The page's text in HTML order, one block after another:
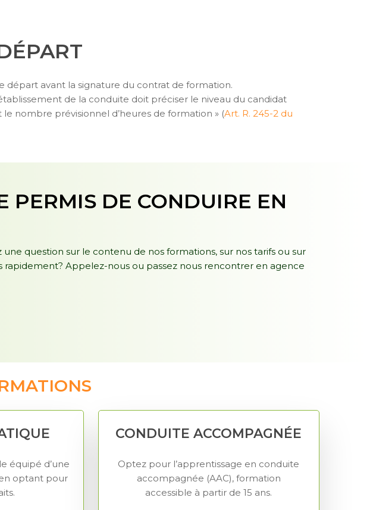
départ avant la signature du contrat de formation.
de la conduite doit préciser le niveau du candidat
nombre prévisionnel d’heures de formation » (Art. R. 245-2 du
PERMIS DE CONDUIRE EN
question sur le contenu de nos formations, sur nos tarifs ou sur
rapidement? Appelez-nous ou passez nous rencontrer en agence
équipé d’une
optant pour
CONDUITE ACCOMPAGNÉE
Optez pour l’apprentissage en conduite
accompagnée (AAC), formation
accessible à partir de 15 ans.